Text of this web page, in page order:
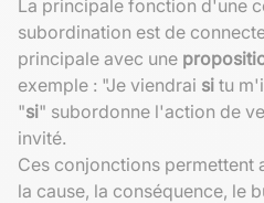
La principale fonction d'une
subordination est de
principale avec une
exemple : "Je viendrai si tu
"si" subordonne l'action de
invité.
Ces conjonctions permettent
la cause, la conséquence, le